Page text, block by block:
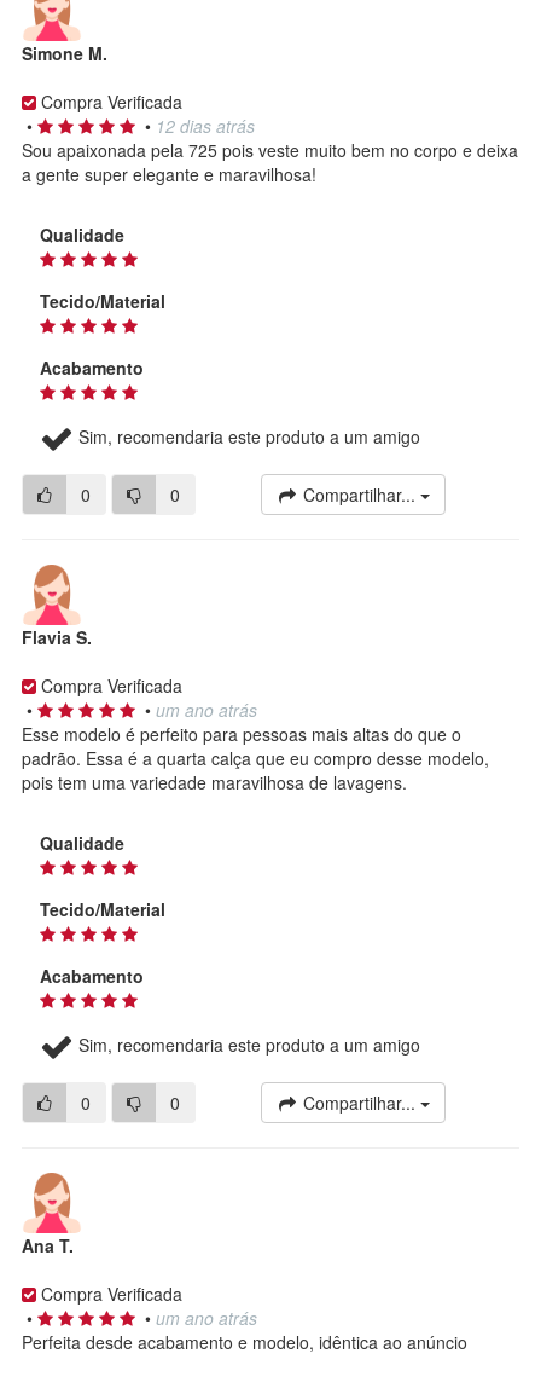
Simone M.
Compra Verificada
•
• 12 dias atrás
Sou apaixonada pela 725 pois veste muito bem no corpo e deixa
a gente super elegante e maravilhosa!
Qualidade
Tecido/Material
Acabamento
Sim, recomendaria este produto a um amigo
0 0 Compartilhar...
Flavia S.
Compra Verificada
•
• um ano atrás
Esse modelo é perfeito para pessoas mais altas do que o
padrão. Essa é a quarta calça que eu compro desse modelo,
pois tem uma variedade maravilhosa de lavagens.
Qualidade
Tecido/Material
Acabamento
Sim, recomendaria este produto a um amigo
0 0 Compartilhar...
Ana T.
Compra Verificada
•
• um ano atrás
Perfeita desde acabamento e modelo, idêntica ao anúncio